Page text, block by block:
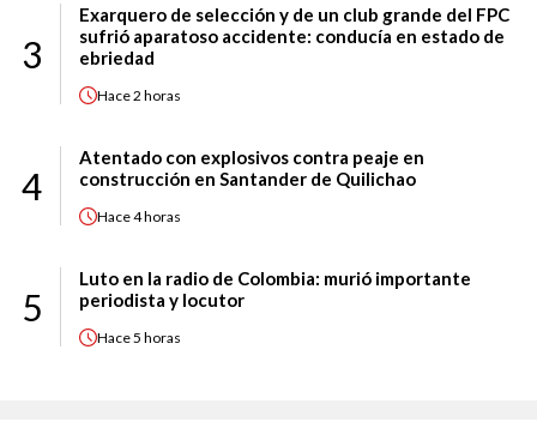
3
Exarquero de selección y de un club grande del FPC
sufrió aparatoso accidente: conducía en estado de
ebriedad
Hace2 horas
4
Atentado con explosivos contra peaje en
construcción en Santander de Quilichao
Hace4 horas
5
Luto en la radio de Colombia: murió importante
periodista y locutor
Hace5 horas